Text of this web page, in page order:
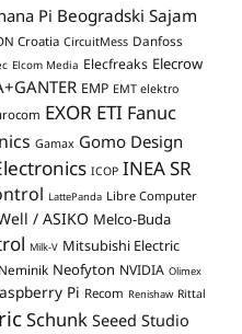
Pi Beogradski Sajam
Croatia CircuitMess Danfoss
Elcom Media Elecfreaks Elecrow
EMP EMT elektro
EXOR ETI Fanuc
Gamax Gomo Design
ICOP INEA SR
LattePanda Libre Computer
/ ASIKO Melco-Buda
Milk-V Mitsubishi Electric
Neminik Neofyton NVIDIA Olimex
Pi Recom Renishaw Rittal
Schunk Seeed Studio